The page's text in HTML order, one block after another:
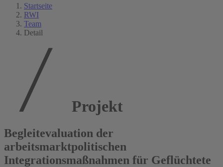
Startseite
RWI
Team
Detail
Projekt
Begleitevaluation der
arbeitsmarktpolitischen
Integrationsmaßnahmen für Geflüchtete